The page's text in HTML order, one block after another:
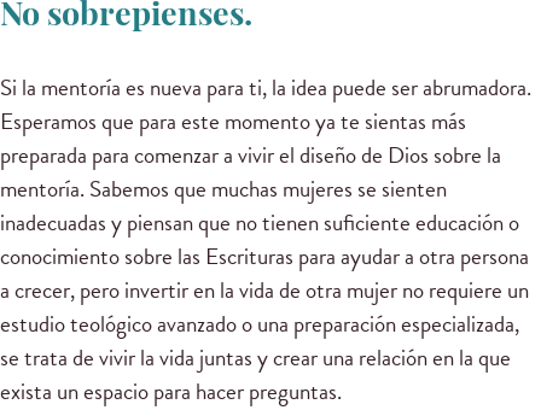
No sobrepienses.
Si la mentoría es nueva para ti, la idea puede ser abrumadora.
Esperamos que para este momento ya te sientas más
preparada para comenzar a vivir el diseño de Dios sobre la
mentoría. Sabemos que muchas mujeres se sienten
inadecuadas y piensan que no tienen suficiente educación o
conocimiento sobre las Escrituras para ayudar a otra persona
a crecer, pero invertir en la vida de otra mujer no requiere un
estudio teológico avanzado o una preparación especializada,
se trata de vivir la vida juntas y crear una relación en la que
exista un espacio para hacer preguntas.